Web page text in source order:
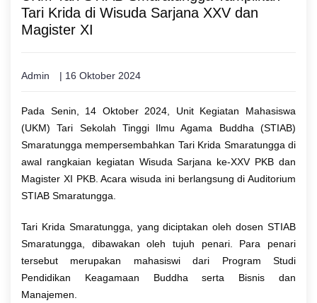
Tari Krida di Wisuda Sarjana XXV dan
Magister XI
Admin | 16 Oktober 2024
Pada Senin, 14 Oktober 2024, Unit Kegiatan Mahasiswa
(UKM) Tari Sekolah Tinggi Ilmu Agama Buddha (STIAB)
Smaratungga mempersembahkan Tari Krida Smaratungga di
awal rangkaian kegiatan Wisuda Sarjana ke-XXV PKB dan
Magister XI PKB. Acara wisuda ini berlangsung di Auditorium
STIAB Smaratungga.
Tari Krida Smaratungga, yang diciptakan oleh dosen STIAB
Smaratungga, dibawakan oleh tujuh penari. Para penari
tersebut merupakan mahasiswi dari Program Studi
Pendidikan Keagamaan Buddha serta Bisnis dan
Manajemen.